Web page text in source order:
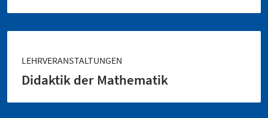
LEHRVERANSTALTUNGEN
Didaktik der Mathematik